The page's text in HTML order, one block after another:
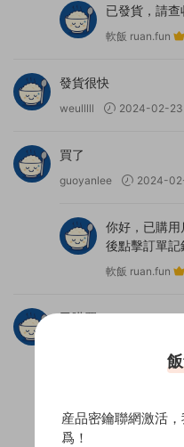
已發貨，請查
軟飯 ruan.fun
發貨很快
weulllll 2024-02-23
買了
guoyanlee 2024-
你好，已購用
後點擊訂單記
軟飯 ruan.fun
已購買
你好，已購
後點擊訂單
産品密鑰聯網激活
爲！